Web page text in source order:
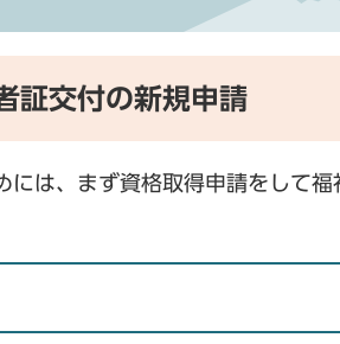
証交付の新規申請
には、まず資格取得申請をして